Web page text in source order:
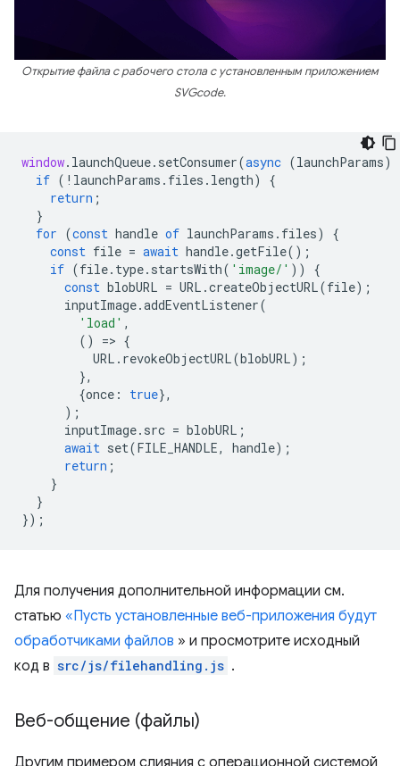
Открытие файла с рабочего стола с установленным приложением
SVGcode.
window. launchQueue. setConsumer(async (launchParams)
if ( ! launchParams . files . length)
{
return ;
}
for (const handle of launchParams . files)
{
const file = await handle.getFile();
if (file. type. startsWith( 'image/' ))
{
const blobURL = URL .createObjectURL(file);
inputImage.addEventListener(
'load' ,
()
=> {
URL . revokeObjectURL(blobURL);
},
{once : true},
);
inputImage. src = blobURL ;
await set(FILE_HANDLE, handle);
return ;
}
}
});
Для получения дополнительной информации см.
статью «Пусть установленные веб-приложения будут
обработчиками файлов » и просмотрите исходный
код в src/js/filehandling.js .
Веб-общение (файлы)
Другим примером слияния с операционной системой